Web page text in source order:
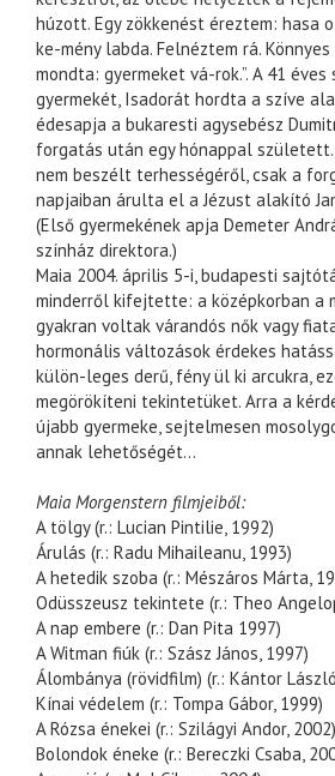
húzott. Egy zökkenést éreztem: hasa
ke-mény labda. Felnéztem rá.
mondta: gyermeket vá-rok.”. A 41
gyermekét, Isadorát hordta a szíve
édesapja a bukaresti agysebész
forgatás után egy hónappal született.
nem beszélt terhességéről, csak a
napjaiban árulta el a Jézust alakító
(Első gyermekének apja Demeter
színház direktora.)
Maia 2004. április 5-i, budapesti
minderről kifejtette: a középkorban a
gyakran voltak várandós nők vagy
hormonális változások érdekes
külön-leges derű, fény ül ki arcukra,
megörökíteni tekintetüket. Arra a
újabb gyermeke, sejtelmesen
annak lehetőségét…
Maia Morgenstern filmjeiből:
A tölgy (r.: Lucian Pintilie, 1992)
Árulás (r.: Radu Mihaileanu, 1993)
A hetedik szoba (r.: Mészáros Márta,
Odüsszeusz tekintete (r.: Theo
A nap embere (r.: Dan Pita 1997)
A Witman fiúk (r.: Szász János, 1997)
Álombánya (rövidfilm) (r.: Kántor
Kínai védelem (r.: Tompa Gábor, 1999)
A Rózsa énekei (r.: Szilágyi Andor, 2002)
Bolondok éneke (r.: Bereczki Csaba,